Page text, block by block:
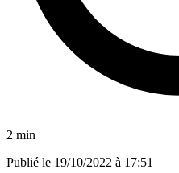
2 min
Publié le 19/10/2022 à 17:51